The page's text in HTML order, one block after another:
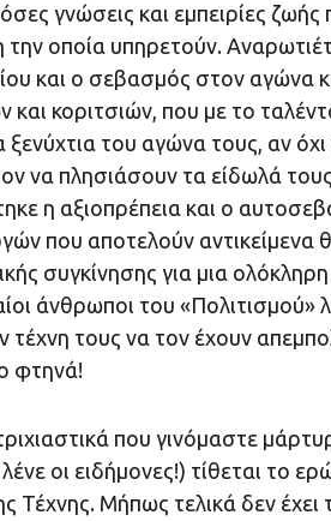
γνώσεις και εμπειρίες ζωής
την οποία υπηρετούν.
και ο σεβασμός στον αγώνα
κοριτσιών, που με το
ξενύχτια του αγώνα τους, αν
να πλησιάσουν τα είδωλά
η αξιοπρέπεια και ο
που αποτελούν αντικείμενα
συγκίνησης για μια
άνθρωποι του «Πολιτισμού»
τέχνη τους να τον έχουν
φτηνά!
που γινόμαστε
οι ειδήμονες!) τίθεται το
Τέχνης. Μήπως τελικά δεν